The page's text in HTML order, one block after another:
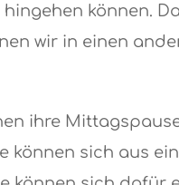
können.
wir in einen
ihre
können sich aus